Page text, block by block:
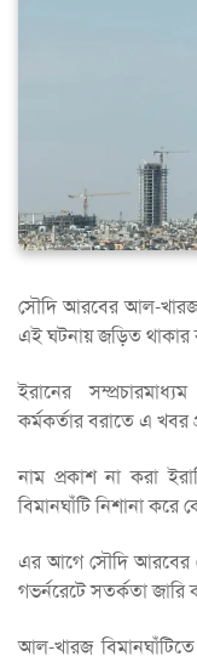
সৌদি আরবের আল-খারজ
এই ঘটনায় জড়িত থাকার
ইরানের
কর্মকর্তার বরাতে এ খবর
নাম প্রকাশ না করা
বিমানঘাঁটি নিশানা করে
এর আগে সৌদি আরবের
গভর্নরেটে সতর্কতা জারি
আল-খারজ